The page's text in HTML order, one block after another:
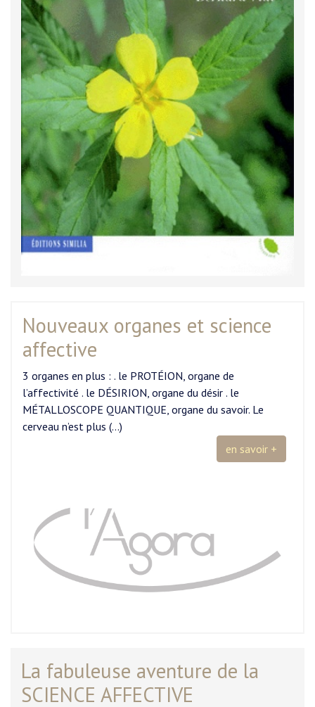
Nouveaux organes et science
affective
3 organes en plus : . le PROTÉION, organe de
l’affectivité . le DÉSIRION, organe du désir . le
MÉTALLOSCOPE QUANTIQUE, organe du savoir. Le
cerveau n’est plus (…)
en savoir +
La fabuleuse aventure de la
SCIENCE AFFECTIVE